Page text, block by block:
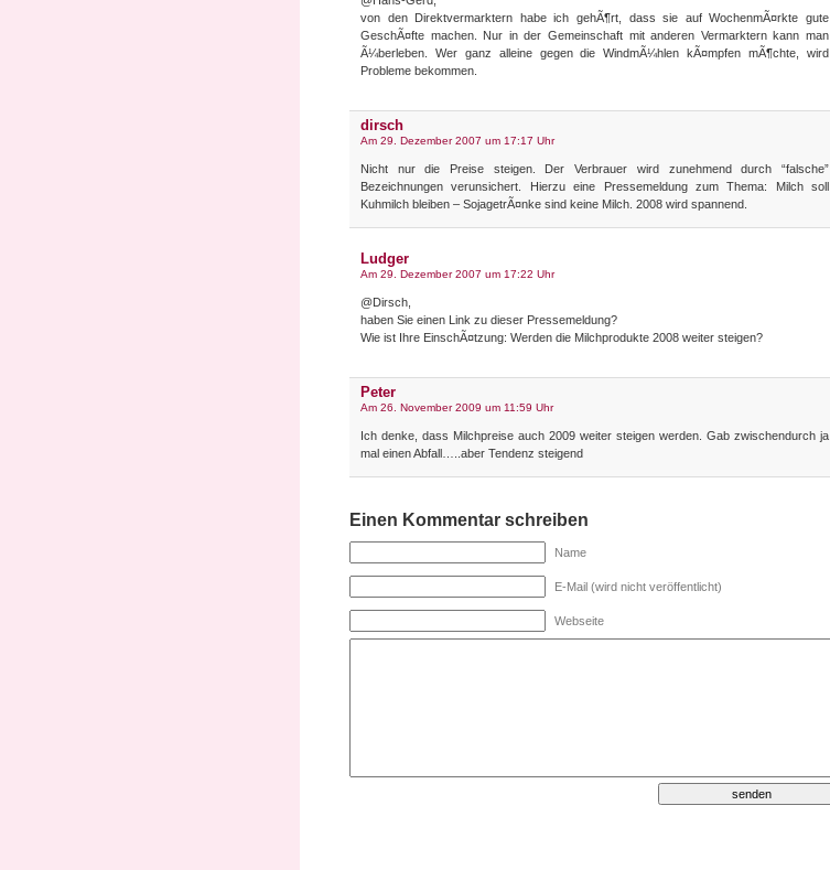
von den Direktvermarktern habe ich gehÃ¶rt, dass sie auf WochenmÃ¤rkte gute
GeschÃ¤fte machen. Nur in der Gemeinschaft mit anderen Vermarktern kann man
Ã¼berleben. Wer ganz alleine gegen die WindmÃ¼hlen kÃ¤mpfen mÃ¶chte, wird
Probleme bekommen.
dirsch
Am 29. Dezember 2007 um 17:17 Uhr
Nicht nur die Preise steigen. Der Verbrauer wird zunehmend durch “falsche”
Bezeichnungen verunsichert. Hierzu eine Pressemeldung zum Thema: Milch soll
Kuhmilch bleiben – SojagetrÃ¤nke sind keine Milch. 2008 wird spannend.
Ludger
Am 29. Dezember 2007 um 17:22 Uhr
@Dirsch,
haben Sie einen Link zu dieser Pressemeldung?
Wie ist Ihre EinschÃ¤tzung: Werden die Milchprodukte 2008 weiter steigen?
Peter
Am 26. November 2009 um 11:59 Uhr
Ich denke, dass Milchpreise auch 2009 weiter steigen werden. Gab zwischendurch ja
mal einen Abfall…..aber Tendenz steigend
Einen Kommentar schreiben
Name
E-Mail (wird nicht veröffentlicht)
Webseite